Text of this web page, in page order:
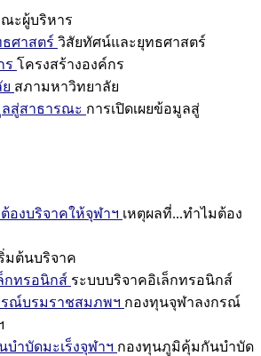
ะผู้บริหาร
ศาสตร์ วิสัยทัศน์และยุทธศาสตร์
ร โครงสร้างองค์กร
สภามหาวิทยาลัย
ลสู่สาธารณะ การเปิดเผยข้อมูลสู่
องบริจาคให้จุฬาฯ เหตุผลที่...ทำไมต้อง
มต้นบริจาค
กทรอนิกส์ ระบบบริจาคอิเล็กทรอนิกส์
ณ์บรมราชสมภพฯ กองทุนจุฬาลงกรณ์
ำบัดมะเร็งจุฬาฯ กองทุนภูมิคุ้มกันบำบัด